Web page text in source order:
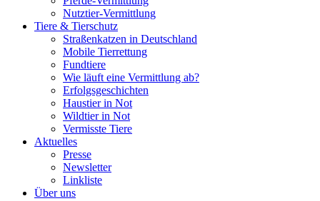
Nutztier-Vermittlung
Tiere & Tierschutz
Straßenkatzen in Deutschland
Mobile Tierrettung
Fundtiere
Wie läuft eine Vermittlung ab?
Erfolgsgeschichten
Haustier in Not
Wildtier in Not
Vermisste Tiere
Aktuelles
Presse
Newsletter
Linkliste
Über uns